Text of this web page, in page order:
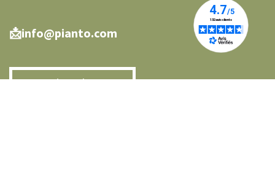
📩info@pianto.com
Nos points de vente